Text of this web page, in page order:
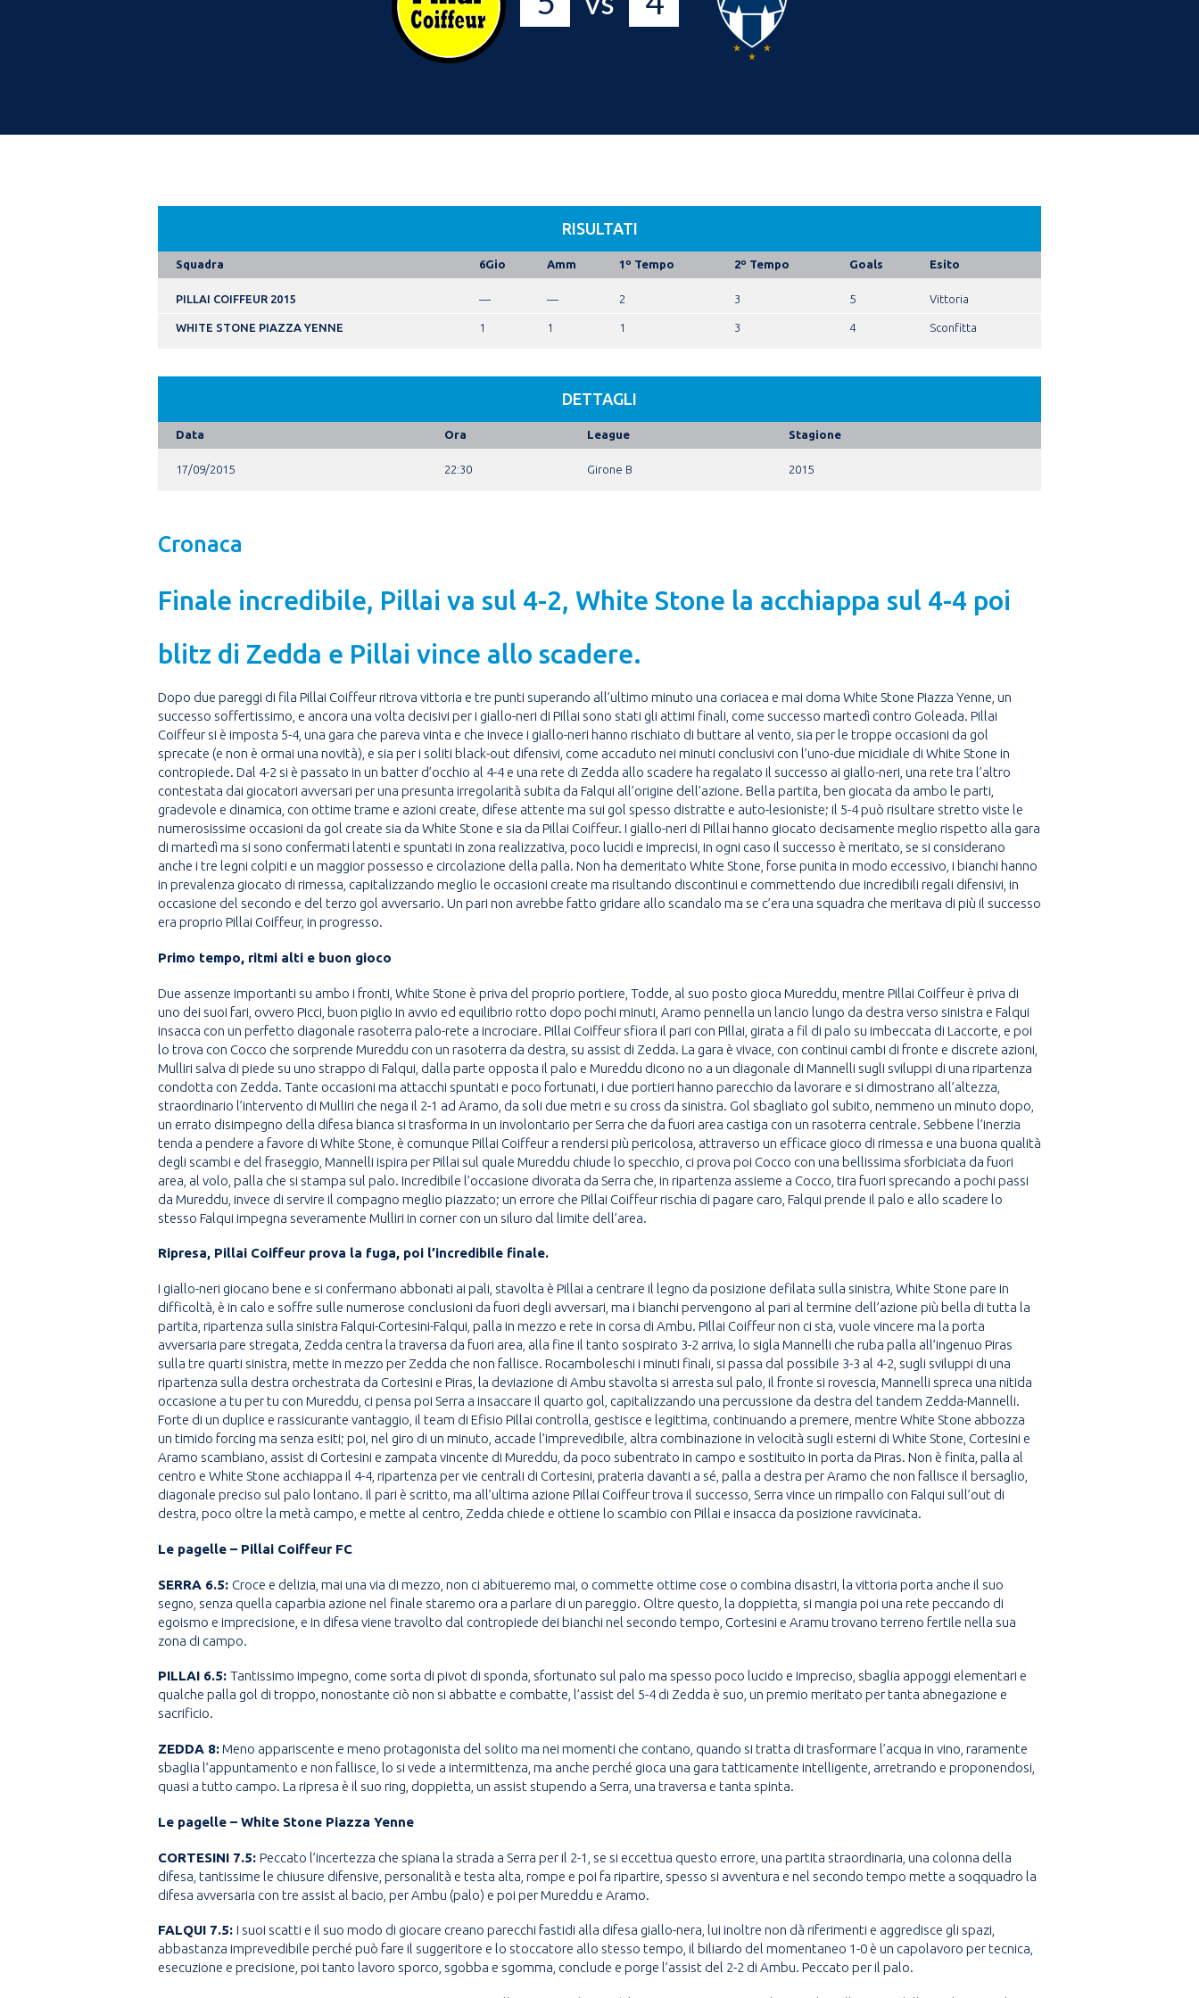
RISULTATI
Squadra 6Gio Amm 1º Tempo 2º Tempo Goals Esito
PILLAI COIFFEUR 2015 — — 2 3 5 Vittoria
WHITE STONE PIAZZA YENNE 1 1 1 3 4 Sconfitta
DETTAGLI
Data Ora League Stagione
17/09/2015 22:30 Girone B 2015
Cronaca
Finale incredibile, Pillai va sul 4-2, White Stone la acchiappa sul 4-4 poi
blitz di Zedda e Pillai vince allo scadere.
Dopo due pareggi di fila Pillai Coiffeur ritrova vittoria e tre punti superando all’ultimo minuto una coriacea e mai doma White Stone Piazza Yenne, un
successo soffertissimo, e ancora una volta decisivi per i giallo-neri di Pillai sono stati gli attimi finali, come successo martedì contro Goleada. Pillai
Coiffeur si è imposta 5-4, una gara che pareva vinta e che invece i giallo-neri hanno rischiato di buttare al vento, sia per le troppe occasioni da gol
sprecate (e non è ormai una novità), e sia per i soliti black-out difensivi, come accaduto nei minuti conclusivi con l’uno-due micidiale di White Stone in
contropiede. Dal 4-2 si è passato in un batter d’occhio al 4-4 e una rete di Zedda allo scadere ha regalato il successo ai giallo-neri, una rete tra l’altro
contestata dai giocatori avversari per una presunta irregolarità subita da Falqui all’origine dell’azione. Bella partita, ben giocata da ambo le parti,
gradevole e dinamica, con ottime trame e azioni create, difese attente ma sui gol spesso distratte e auto-lesioniste; il 5-4 può risultare stretto viste le
numerosissime occasioni da gol create sia da White Stone e sia da Pillai Coiffeur. I giallo-neri di Pillai hanno giocato decisamente meglio rispetto alla gara
di martedì ma si sono confermati latenti e spuntati in zona realizzativa, poco lucidi e imprecisi, in ogni caso il successo è meritato, se si considerano
anche i tre legni colpiti e un maggior possesso e circolazione della palla. Non ha demeritato White Stone, forse punita in modo eccessivo, i bianchi hanno
in prevalenza giocato di rimessa, capitalizzando meglio le occasioni create ma risultando discontinui e commettendo due incredibili regali difensivi, in
occasione del secondo e del terzo gol avversario. Un pari non avrebbe fatto gridare allo scandalo ma se c’era una squadra che meritava di più il successo
era proprio Pillai Coiffeur, in progresso.
Primo tempo, ritmi alti e buon gioco
Due assenze importanti su ambo i fronti, White Stone è priva del proprio portiere, Todde, al suo posto gioca Mureddu, mentre Pillai Coiffeur è priva di
uno dei suoi fari, ovvero Picci, buon piglio in avvio ed equilibrio rotto dopo pochi minuti, Aramo pennella un lancio lungo da destra verso sinistra e Falqui
insacca con un perfetto diagonale rasoterra palo-rete a incrociare. Pillai Coiffeur sfiora il pari con Pillai, girata a fil di palo su imbeccata di Laccorte, e poi
lo trova con Cocco che sorprende Mureddu con un rasoterra da destra, su assist di Zedda. La gara è vivace, con continui cambi di fronte e discrete azioni,
Mulliri salva di piede su uno strappo di Falqui, dalla parte opposta il palo e Mureddu dicono no a un diagonale di Mannelli sugli sviluppi di una ripartenza
condotta con Zedda. Tante occasioni ma attacchi spuntati e poco fortunati, i due portieri hanno parecchio da lavorare e si dimostrano all’altezza,
straordinario l’intervento di Mulliri che nega il 2-1 ad Aramo, da soli due metri e su cross da sinistra. Gol sbagliato gol subito, nemmeno un minuto dopo,
un errato disimpegno della difesa bianca si trasforma in un involontario per Serra che da fuori area castiga con un rasoterra centrale. Sebbene l’inerzia
tenda a pendere a favore di White Stone, è comunque Pillai Coiffeur a rendersi più pericolosa, attraverso un efficace gioco di rimessa e una buona qualità
degli scambi e del fraseggio, Mannelli ispira per Pillai sul quale Mureddu chiude lo specchio, ci prova poi Cocco con una bellissima sforbiciata da fuori
area, al volo, palla che si stampa sul palo. Incredibile l’occasione divorata da Serra che, in ripartenza assieme a Cocco, tira fuori sprecando a pochi passi
da Mureddu, invece di servire il compagno meglio piazzato; un errore che Pillai Coiffeur rischia di pagare caro, Falqui prende il palo e allo scadere lo
stesso Falqui impegna severamente Mulliri in corner con un siluro dal limite dell’area.
Ripresa, Pillai Coiffeur prova la fuga, poi l’incredibile finale.
I giallo-neri giocano bene e si confermano abbonati ai pali, stavolta è Pillai a centrare il legno da posizione defilata sulla sinistra, White Stone pare in
difficoltà, è in calo e soffre sulle numerose conclusioni da fuori degli avversari, ma i bianchi pervengono al pari al termine dell’azione più bella di tutta la
partita, ripartenza sulla sinistra Falqui-Cortesini-Falqui, palla in mezzo e rete in corsa di Ambu. Pillai Coiffeur non ci sta, vuole vincere ma la porta
avversaria pare stregata, Zedda centra la traversa da fuori area, alla fine il tanto sospirato 3-2 arriva, lo sigla Mannelli che ruba palla all’ingenuo Piras
sulla tre quarti sinistra, mette in mezzo per Zedda che non fallisce. Rocamboleschi i minuti finali, si passa dal possibile 3-3 al 4-2, sugli sviluppi di una
ripartenza sulla destra orchestrata da Cortesini e Piras, la deviazione di Ambu stavolta si arresta sul palo, il fronte si rovescia, Mannelli spreca una nitida
occasione a tu per tu con Mureddu, ci pensa poi Serra a insaccare il quarto gol, capitalizzando una percussione da destra del tandem Zedda-Mannelli.
Forte di un duplice e rassicurante vantaggio, il team di Efisio Pillai controlla, gestisce e legittima, continuando a premere, mentre White Stone abbozza
un timido forcing ma senza esiti; poi, nel giro di un minuto, accade l’imprevedibile, altra combinazione in velocità sugli esterni di White Stone, Cortesini e
Aramo scambiano, assist di Cortesini e zampata vincente di Mureddu, da poco subentrato in campo e sostituito in porta da Piras. Non è finita, palla al
centro e White Stone acchiappa il 4-4, ripartenza per vie centrali di Cortesini, prateria davanti a sé, palla a destra per Aramo che non fallisce il bersaglio,
diagonale preciso sul palo lontano. Il pari è scritto, ma all’ultima azione Pillai Coiffeur trova il successo, Serra vince un rimpallo con Falqui sull’out di
destra, poco oltre la metà campo, e mette al centro, Zedda chiede e ottiene lo scambio con Pillai e insacca da posizione ravvicinata.
Le pagelle – Pillai Coiffeur FC
SERRA 6.5: Croce e delizia, mai una via di mezzo, non ci abitueremo mai, o commette ottime cose o combina disastri, la vittoria porta anche il suo
segno, senza quella caparbia azione nel finale staremo ora a parlare di un pareggio. Oltre questo, la doppietta, si mangia poi una rete peccando di
egoismo e imprecisione, e in difesa viene travolto dal contropiede dei bianchi nel secondo tempo, Cortesini e Aramu trovano terreno fertile nella sua
zona di campo.
PILLAI 6.5: Tantissimo impegno, come sorta di pivot di sponda, sfortunato sul palo ma spesso poco lucido e impreciso, sbaglia appoggi elementari e
qualche palla gol di troppo, nonostante ciò non si abbatte e combatte, l’assist del 5-4 di Zedda è suo, un premio meritato per tanta abnegazione e
sacrificio.
ZEDDA 8:Meno appariscente e meno protagonista del solito ma nei momenti che contano, quando si tratta di trasformare l’acqua in vino, raramente
sbaglia l’appuntamento e non fallisce, lo si vede a intermittenza, ma anche perché gioca una gara tatticamente intelligente, arretrando e proponendosi,
quasi a tutto campo. La ripresa è il suo ring, doppietta, un assist stupendo a Serra, una traversa e tanta spinta.
Le pagelle – White Stone Piazza Yenne
CORTESINI 7.5: Peccato l’incertezza che spiana la strada a Serra per il 2-1, se si eccettua questo errore, una partita straordinaria, una colonna della
difesa, tantissime le chiusure difensive, personalità e testa alta, rompe e poi fa ripartire, spesso si avventura e nel secondo tempo mette a soqquadro la
difesa avversaria con tre assist al bacio, per Ambu (palo) e poi per Mureddu e Aramo.
FALQUI 7.5: I suoi scatti e il suo modo di giocare creano parecchi fastidi alla difesa giallo-nera, lui inoltre non dà riferimenti e aggredisce gli spazi,
abbastanza imprevedibile perché può fare il suggeritore e lo stoccatore allo stesso tempo, il biliardo del momentaneo 1-0 è un capolavoro per tecnica,
esecuzione e precisione, poi tanto lavoro sporco, sgobba e sgomma, conclude e porge l’assist del 2-2 di Ambu. Peccato per il palo.